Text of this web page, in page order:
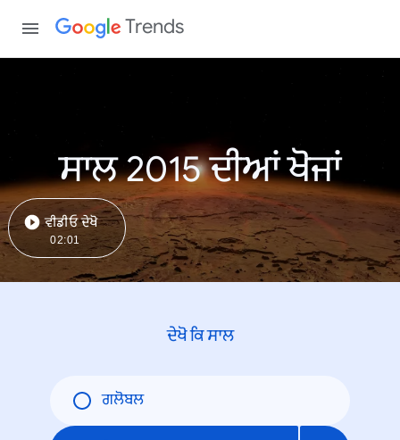
Trends
ਸਾਲ 2015 ਦੀਆਂ ਖੋਜਾਂ
ਵੀਡੀਓ ਦੇਖੋ
02:01
ਦੇਖੋ ਕਿ ਸਾਲ
ਗਲੋਬਲ